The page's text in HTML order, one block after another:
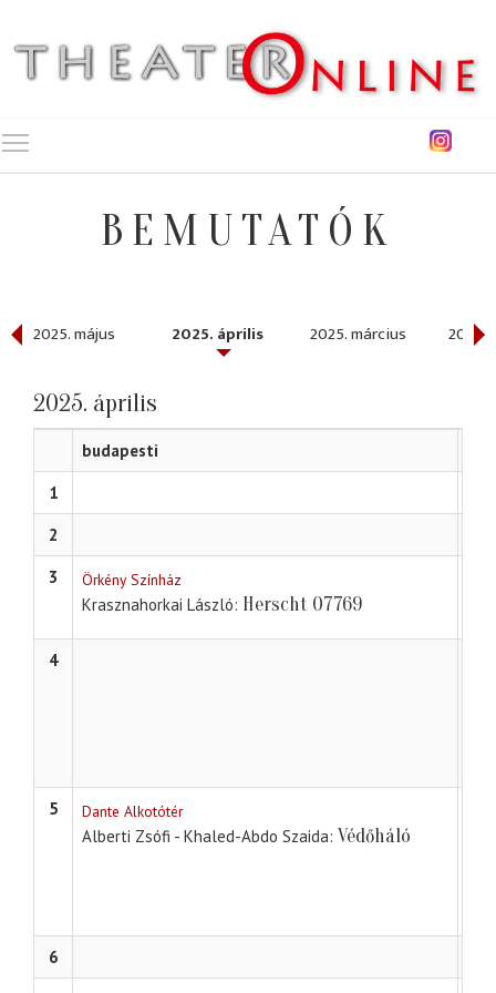
BEMUTATÓK
2025. május 2025. április 2025. március 2025.
2025. április
budapesti
1
2
3
Örkény Színház
Krasznahorkai László Herscht 07769
4
5 Dante Alkotótér
Alberti Zsófi - Khaled-Abdo Szaida Védőháló
6